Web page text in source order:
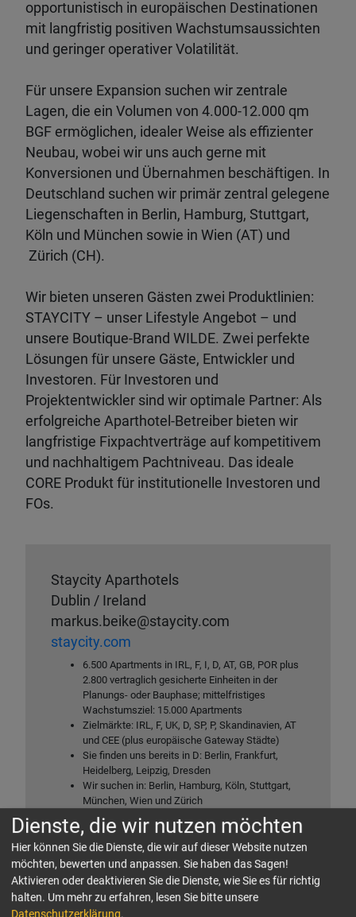
opportunistisch in europäischen Destinationen
mit langfristig positiven Wachstumsaussichten
und geringer operativer Volatilität.
Für unsere Expansion suchen wir zentrale
Lagen, die ein Volumen von 4.000-12.000 qm
BGF ermöglichen, idealer Weise als effizienter
Neubau, wobei wir uns auch gerne mit
Konversionen und Übernahmen beschäftigen. In
Deutschland suchen wir primär zentral gelegene
Liegenschaften in Berlin, Hamburg, Stuttgart,
Köln und München sowie in Wien (AT) und
Zürich (CH).
Wir bieten unseren Gästen zwei Produktlinien:
STAYCITY – unser Lifestyle Angebot – und
unsere Boutique-Brand WILDE. Zwei perfekte
Lösungen für unsere Gäste, Entwickler und
Investoren. Für Investoren und
Projektentwickler sind wir optimale Partner: Als
erfolgreiche Aparthotel-Betreiber bieten wir
langfristige Fixpachtverträge auf kompetitivem
und nachhaltigem Pachtniveau. Das ideale
CORE Produkt für institutionelle Investoren und
FOs.
Staycity Aparthotels
Dublin / Ireland
markus.beike@staycity.com
staycity.com
6.500 Apartments in IRL, F, I, D, AT, GB, POR plus
2.800 vertraglich gesicherte Einheiten in der
Planungs- oder Bauphase; mittelfristiges
Wachstumsziel: 15.000 Apartments
Zielmärkte: IRL, F, UK, D, SP, P, Skandinavien, AT
und CEE (plus europäische Gateway Städte)
Sie finden uns bereits in D: Berlin, Frankfurt,
Heidelberg, Leipzig, Dresden
Wir suchen in: Berlin, Hamburg, Köln, Stuttgart,
München, Wien und Zürich
Neubau oder Konversionen in zentralen Lagen mit
4.000 – 12.000 qm GFA
STAYCITY (Economy Plus), WILDE (Upper
Upscale)
Langfristige Pachtverträge, kompetitives
Pachtniveau, ideal für institutionelle Anleger und
FOs
Dienste, die wir nutzen möchten
Hier können Sie die Dienste, die wir auf dieser Website nutzen
möchten, bewerten und anpassen. Sie haben das Sagen!
Aktivieren oder deaktivieren Sie die Dienste, wie Sie es für richtig
halten. Um mehr zu erfahren, lesen Sie bitte unsere
Datenschutzerklärung.